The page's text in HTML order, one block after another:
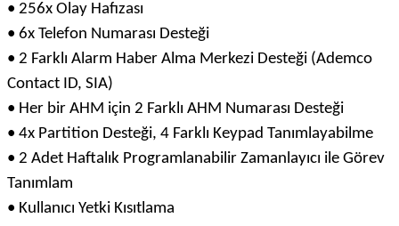
• 256x Olay Hafızası
• 6x Telefon Numarası Desteği
• 2 Farklı Alarm Haber Alma Merkezi Desteği (Ademco
Contact ID, SIA)
• Her bir AHM için 2 Farklı AHM Numarası Desteği
• 4x Partition Desteği, 4 Farklı Keypad Tanımlayabilme
• 2 Adet Haftalık Programlanabilir Zamanlayıcı ile Görev
Tanımlam
• Kullanıcı Yetki Kısıtlama